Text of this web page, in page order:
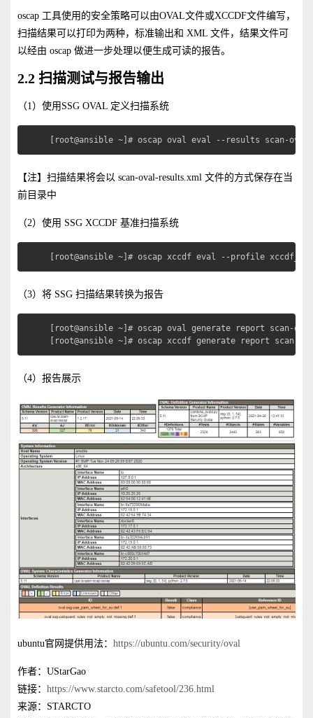
oscap 工具使用的安全策略可以由OVAL文件或XCCDF文件编写，
扫描结果可以打印为两种，标准输出和 XML 文件，结果文件可
以经由 oscap 做进一步处理以便生成可读的报告。
2.2 扫描测试与报告输出
（1）使用SSG OVAL 定义扫描系统
[root@ansible ~]# oscap oval eval --results scan-
【注】扫描结果将会以 scan-oval-results.xml 文件的方式保存在当
前目录中
（2）使用 SSG XCCDF 基准扫描系统
[root@ansible ~]# oscap xccdf eval --profile
（3）将 SSG 扫描结果转换为报告
[root@ansible ~]# oscap oval generate report scan-
[root@ansible ~]# oscap xccdf generate report
（4）报告展示
ubuntu官网提供用法： https://ubuntu.com/security/oval
作者：UStarGao
链接： https://www.starcto.com/safetool/236.html
来源：STARCTO